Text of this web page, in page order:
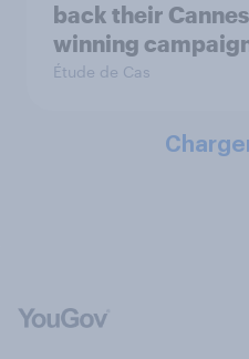
back their
winning
Étude de Cas